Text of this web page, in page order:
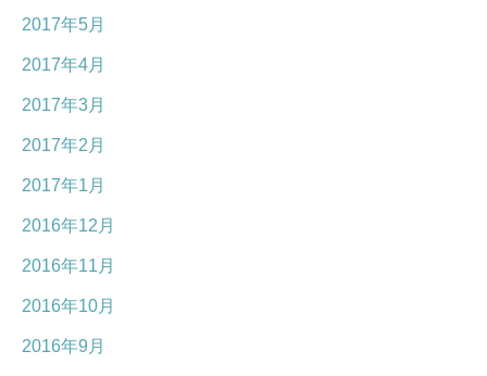
2017年5月
2017年4月
2017年3月
2017年2月
2017年1月
2016年12月
2016年11月
2016年10月
2016年9月